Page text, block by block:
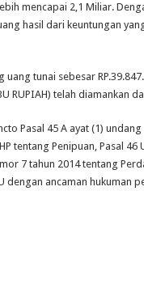
mencapai 2,1 Miliar.
hasil dari keuntungan
tunai sebesar
RUPIAH) telah
Pasal 45 A ayat (1)
tentang Penipuan, Pasal 46
7 tahun 2014 tentang
dengan ancaman hukuman